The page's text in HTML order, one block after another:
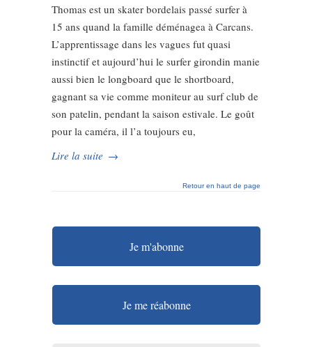
Thomas est un skater bordelais passé surfer à
15 ans quand la famille déménagea à Carcans.
L’apprentissage dans les vagues fut quasi
instinctif et aujourd’hui le surfer girondin manie
aussi bien le longboard que le shortboard,
gagnant sa vie comme moniteur au surf club de
son patelin, pendant la saison estivale. Le goût
pour la caméra, il l’a toujours eu,
Lire la suite →
Retour en haut de page
Je m'abonne
Je me réabonne